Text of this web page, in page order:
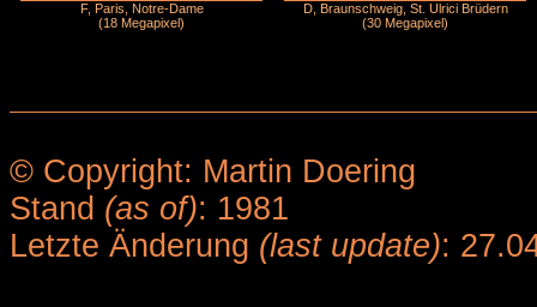
F, Paris, Notre-Dame
(18 Megapixel)
D, Braunschweig, St. Ulrici Brüdern
(30 Megapixel)
© Copyright: Martin Doering
Stand (as of): 1981
Letzte Änderung (last update):